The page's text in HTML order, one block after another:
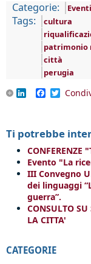
Categorie:
Tags:
cultura
patrimonio
città
perugia
LinkedInFacebook
Twitter
Ti potrebbe
CONFERENZE
Evento "La
III Convegno
dei linguaggi
guerra”.
CONSULTO SU
LA CITTA'
CATEGORIE